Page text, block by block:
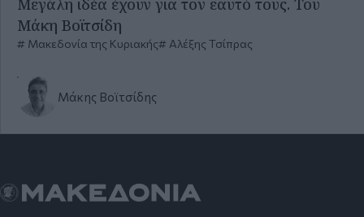
Μεγάλη ιδέα έχουν για τον εαυτό τους. Του
Μάκη Βοϊτσίδη
Μακεδονία της Κυριακής Αλέξης Τσίπρας
Μάκης Βοϊτσίδης